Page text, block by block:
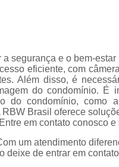
segurança e o bem-estar
eficiente, com
Além disso, é
do condomínio. É
do condomínio, como
Brasil oferece
em contato conosco e
um atendimento
deixe de entrar em